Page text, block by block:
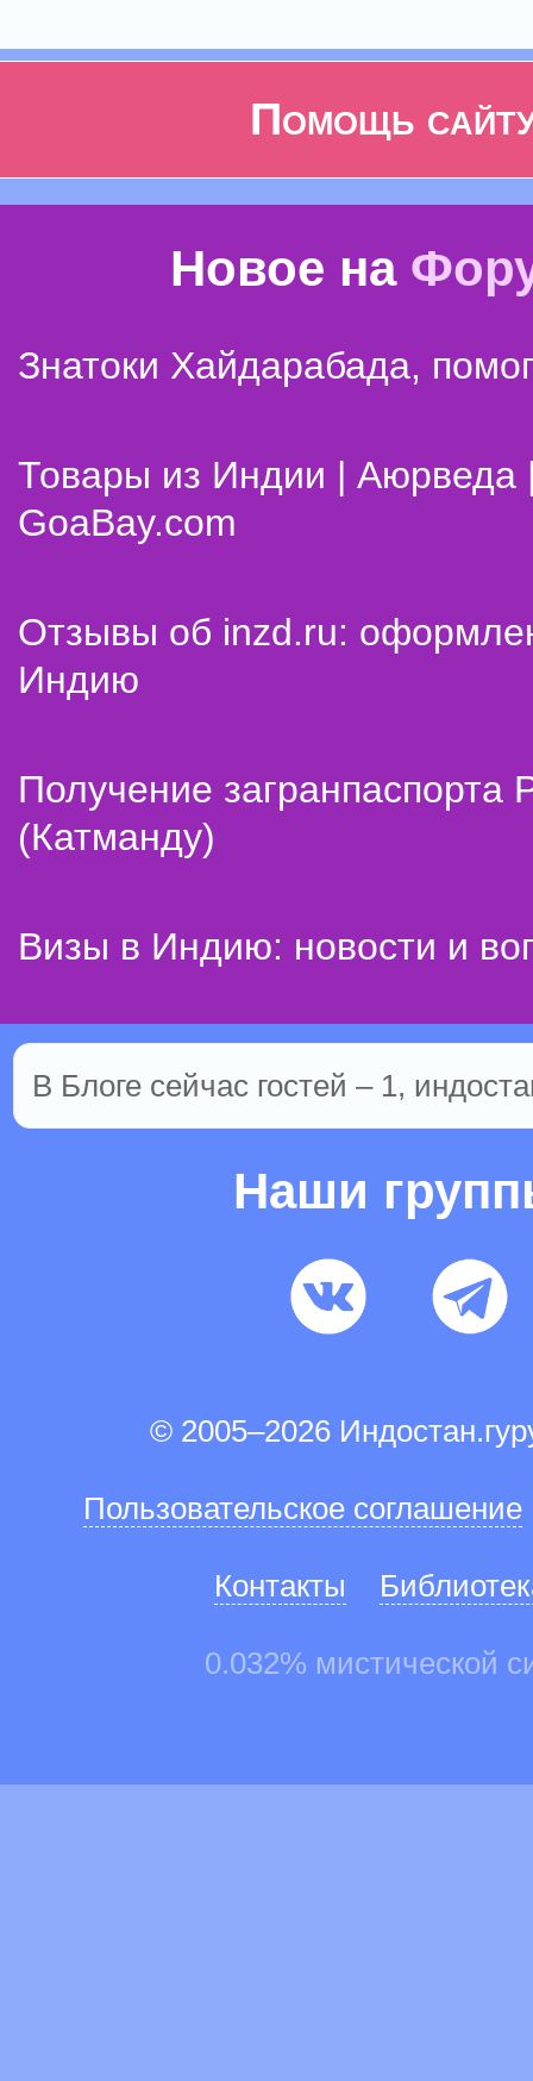
Помощь
Новое на
Знатоки Хайдарабада,
Товары из Индии | Аюрведа
GoaBay.com
Отзывы об inzd.ru:
Индию
Получение
(Катманду)
Визы в Индию: новости и
В Блоге сейчас гостей – 1,
Наши
© 2005–2026
Пользовательское соглашение
Контакты
0.032% мистической